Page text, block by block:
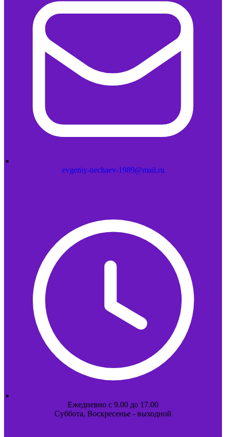
evgeniy-nechaev-1989@mail.ru
Ежедневно с 9.00 до 17.00
Суббота, Воскресенье - выходной